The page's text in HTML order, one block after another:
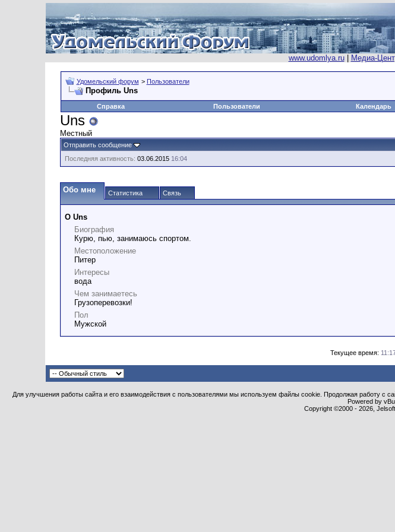
www.udomlya.ru| Медиа-
Удомельский форум > Пользователи
Профиль Uns
Справка
Пользователи Календарь
Uns
Местный
Отправить сообщение
Последняя активность: 03.06.2015 16:04
Обо мне Статистика Связь
О Uns
Биография
Курю, пью, занимаюсь спортом.
Местоположение
Питер
Интересы
вода
Чем занимаетесь
Грузоперевозки!
Пол
Мужской
Текущее время:
Для улучшения работы сайта и его взаимодействия с пользователями мы используем файлы cookie. Продолжая работу с
Powered by
Copyright ©2000 - 2026,